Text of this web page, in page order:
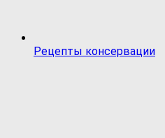
Рецепты консервации